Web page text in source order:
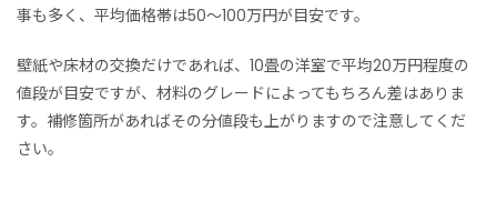
事も多く、平均価格帯は50～100万円が目安です。
壁紙や床材の交換だけであれば、10畳の洋室で平均20万円程度の
値段が目安ですが、材料のグレードによってもちろん差はありま
す。補修箇所があればその分値段も上がりますので注意してくだ
さい。